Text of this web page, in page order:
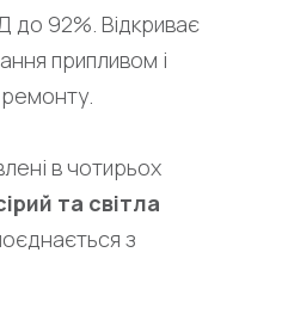
до 92%. Відкриває
припливом і
в чотирьох
та світла
з